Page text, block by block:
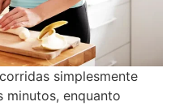
simplesmente
minutos, enquanto